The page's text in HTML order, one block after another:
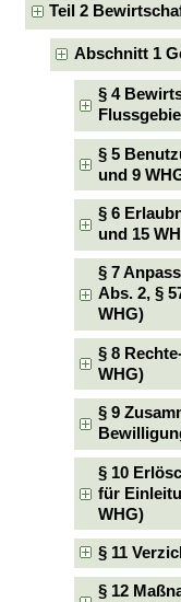
Teil 2
Abschnitt 1
§ 4
§ 5
und 9
§ 6
und 15
§ 7
Abs. 2, §
WHG)
§ 8
WHG)
§ 9
§ 10
für
WHG)
§ 11
§ 12